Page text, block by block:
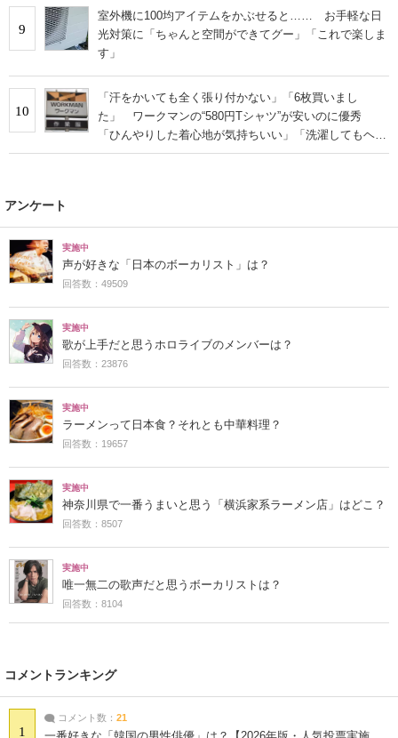
9
室外機に100均アイテムをかぶせると…… お手軽な日
光対策に「ちゃんと空間ができてグー」「これで楽しま
す」
10
「汗をかいても全く張り付かない」「6枚買いまし
た」 ワークマンの“580円Tシャツ”が安いのに優秀
「ひんやりした着心地が気持ちいい」「洗濯してもヘタ
らない」
アンケート
実施中
声が好きな「日本のボーカリスト」は？
回答数：49509
実施中
歌が上手だと思うホロライブのメンバーは？
回答数：23876
実施中
ラーメンって日本食？それとも中華料理？
回答数：19657
実施中
神奈川県で一番うまいと思う「横浜家系ラーメン店」はどこ？
回答数：8507
実施中
唯一無二の歌声だと思うボーカリストは？
回答数：8104
コメントランキング
1
コメント数： 21